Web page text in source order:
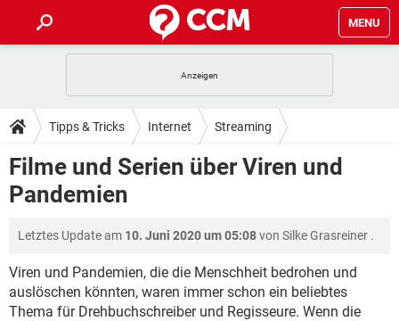
MENU
ANDROID IOS
WINDOWS 10 INSTAGRAM
WHATSAPP
TIPPS & TRICKS
SPIELE
ANDROID IOS
WHATSAPP TIKTOK
FACEBOOK HARDWARE
DOWNLOADS
SPIELE
WHATSAPP TIKTOK
FACEBOOK HARDWARE
FORUM
SPIELE STREAMING
ANDROID IOS
WINDOWS 10 INSTAGRAM
SPIELE STREAMING
ANDROID IOS
Tipps & Tricks Internet Streaming
Filme und Serien über Viren und
Pandemien
Letztes Update am 10. Juni 2020 um 05:08von Silke Grasreiner .
Viren und Pandemien, die die Menschheit bedrohen und
auslöschen könnten, waren immer schon ein beliebtes
Thema für Drehbuchschreiber und Regisseure. Wenn die